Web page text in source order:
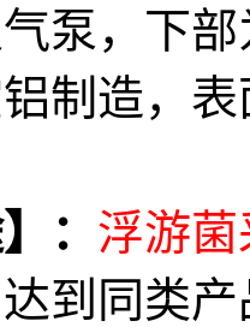
泵，下
制造，
： 浮游
到同类